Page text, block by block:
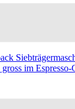
im Espresso-